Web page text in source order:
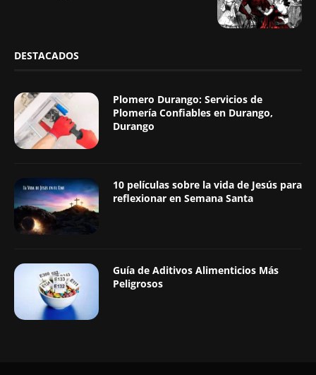
DESTACADOS
Plomero Durango: Servicios de
Plomería Confiables en Durango,
Durango
10 películas sobre la vida de Jesús para
reflexionar en Semana Santa
Guía de Aditivos Alimenticios Más
Peligrosos